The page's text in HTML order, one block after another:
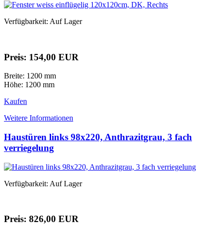
Verfügbarkeit: Auf Lager
Preis: 154,00 EUR
Breite: 1200 mm
Höhe: 1200 mm
Kaufen
Weitere Informationen
Haustüren links 98x220, Anthrazitgrau, 3 fach
verriegelung
Verfügbarkeit: Auf Lager
Preis: 826,00 EUR